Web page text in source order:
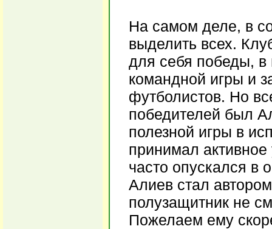
На самом деле, в
выделить всех.
для себя победы, в
командной игры и
футболистов. Но
победителей был
полезной игры в
принимал
часто опускался в
Алиев стал
полузащитник не
Пожелаем ему